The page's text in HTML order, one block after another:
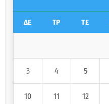
ΔΕ ΤΡ ΤΕ
3 4 5
10 11 12